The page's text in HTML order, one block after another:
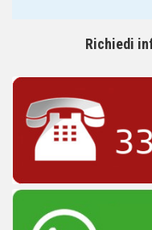
Richiedi